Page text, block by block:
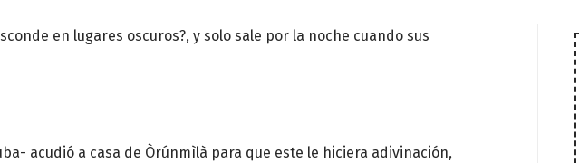
en lugares oscuros?, y solo sale por la noche cuando sus
acudió a casa de Òrúnmìlà para que este le hiciera adivinación,